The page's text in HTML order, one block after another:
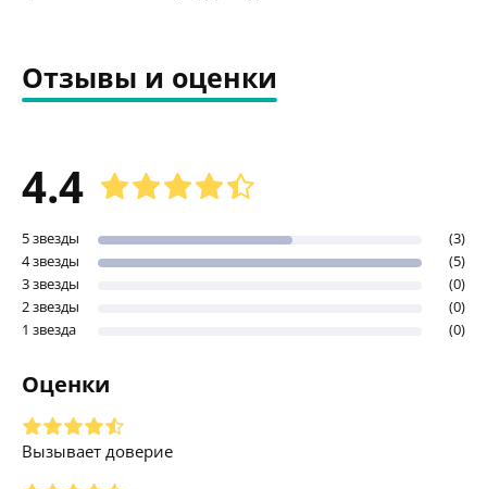
Отзывы и оценки
4.4
5 звезды
(3)
4 звезды
(5)
3 звезды
(0)
2 звезды
(0)
1 звезда
(0)
Оценки
Вызывает доверие